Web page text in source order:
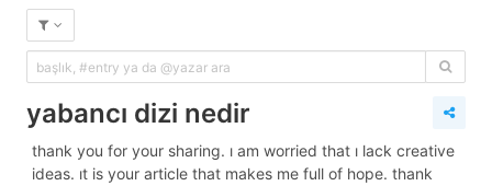
yabancı dizi nedir
thank you for your sharing. i am worried that i lack creative
ideas. it is your article that makes me full of hope. thank